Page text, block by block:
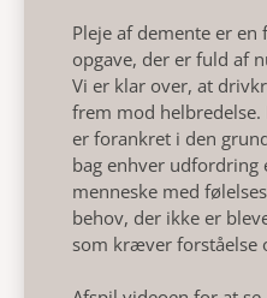
Pleje af demente er
opgave, der er fuld af
Vi er klar over, at
frem mod
er forankret i den
bag enhver udfordring
menneske med
behov, der ikke er
som kræver forståelse